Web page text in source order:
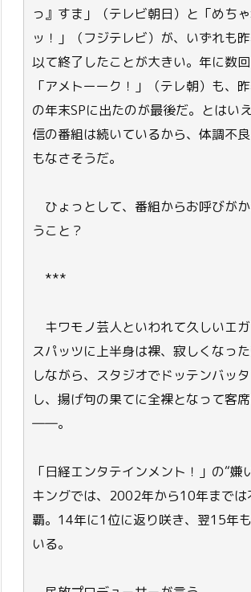
っ』すま」（テレビ朝日）と「めち
ッ！」（フジテレビ）が、いずれも
以て終了したことが大きい。年に数
「アメトーーク！」（テレ朝）も、
の年末SPに出たのが最後だ。とはい
信の番組は続いているから、体調不
もなさそうだ。
ひょっとして、番組からお呼びが
うこと？
***
キワモノ芸人といわれて久しいエ
スパッツに上半身は裸、寂しくなっ
しながら、スタジオでドッテンバッ
し、揚げ句の果てに全裸となって客
――。
「日経エンタテインメント！」の“嫌
キングでは、2002年から10年までは
覇。14年に1位に返り咲き、翌15年
いる。